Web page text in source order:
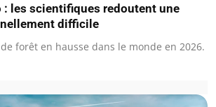
: les scientifiques redoutent une
difficile
de forêt en hausse dans le monde en 2026.